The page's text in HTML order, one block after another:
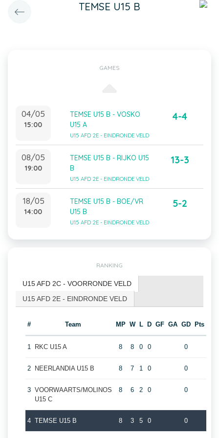
TEMSE U15 B
GAMES
04/05
15:00
TEMSE U15 B - VOSKO
U15 A
U15 AFD 2E - EINDRONDE VELD
4-4
08/05
19:00
TEMSE U15 B - RIJKO U15
B
U15 AFD 2E - EINDRONDE VELD
13-3
18/05
14:00
TEMSE U15 B - BOE/VR
U15 B
U15 AFD 2E - EINDRONDE VELD
5-2
RANKING
U15 AFD 2C - VOORRONDE VELD
U15 AFD 2E - EINDRONDE VELD
# Team MP W L D GF GA GD Pts
1 RKC U15 A 8 8 0 0 0
2 NEERLANDIA U15 B 8 7 1 0 0
3 VOORWAARTS/MOLINOS
U15 C
8 6 2 0 0
4 TEMSE U15 B 8 3 5 0 0